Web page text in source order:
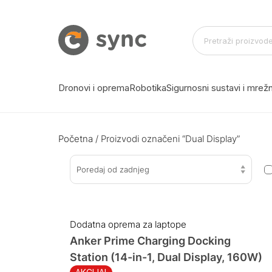
Dronovi i opremaRobotikaSigurnosni sustavi i
Početna / Proizvodi označeni “Dual Display”
Poredaj od zadnjeg
Dodatna oprema za laptope
Anker Prime Charging Docking
Station (14-in-1, Dual Display, 160W)